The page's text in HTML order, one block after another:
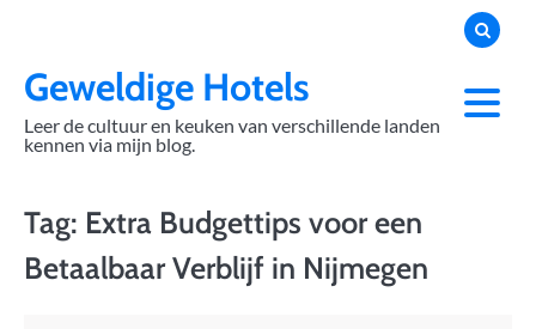
contentGeweldige Hotels
Leer de cultuur en keuken van verschillende landen
kennen via mijn blog.
Tag: Extra Budgettips voor een
Betaalbaar Verblijf in Nijmegen